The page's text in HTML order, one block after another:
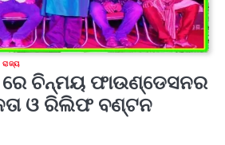
ରାଜ୍ୟ
ଚିନ୍ମୟ ଫାଉଣ୍ଡେସନର
ଓ ରିଲିଫ ବଣ୍ଟନ